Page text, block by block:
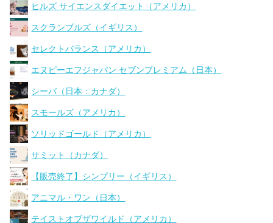
ヒルズ サイエンスダイエット（アメリカ）
スクランブルズ（イギリス）
セレクトバランス（アメリカ）
エヌピーエフジャパン セブンプレミアム（日本）
シーバ（日本：カナダ）
スモールズ（アメリカ）
ソリッドゴールド（アメリカ）
サミット（カナダ）
【販売終了】シンプリー（イギリス）
アニマル・ワン（日本）
テイストオブザワイルド（アメリカ）